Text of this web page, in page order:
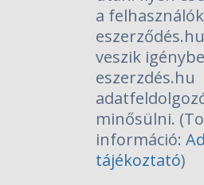
a
veszik
eszerzdés.hu
minősülni.
információ:
tájékoztató)